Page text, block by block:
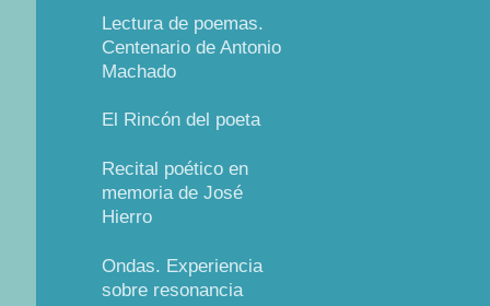
Lectura de poemas.
Centenario de Antonio
Machado
El Rincón del poeta
Recital poético en
memoria de José
Hierro
Ondas. Experiencia
sobre resonancia